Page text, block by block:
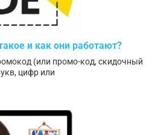
и как они работают?
(или промо-код, скидочный
цифр или